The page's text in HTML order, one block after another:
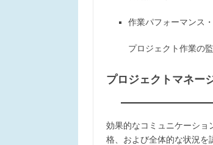
作業パフォーマンス
プロジェクト作業の
プロジェクトマネー
効果的なコミュニケーショ
格、および全体的な状況を